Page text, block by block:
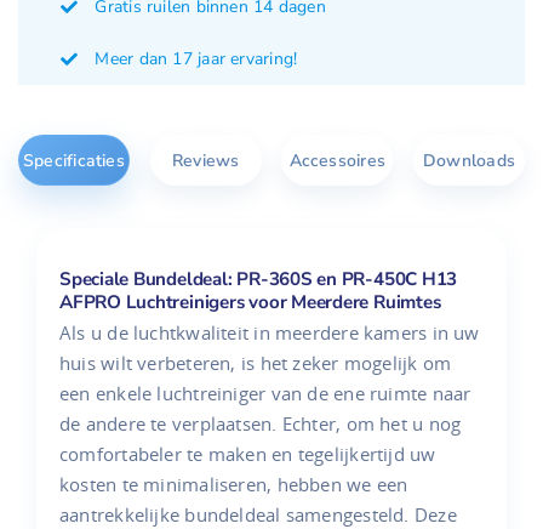
Gratis ruilen binnen 14 dagen
Meer dan 17 jaar ervaring!
Specificaties Reviews Accessoires Downloads
Speciale Bundeldeal: PR-360S en PR-450C H13
AFPRO Luchtreinigers voor Meerdere Ruimtes
Als u de luchtkwaliteit in meerdere kamers in uw
huis wilt verbeteren, is het zeker mogelijk om
een enkele luchtreiniger van de ene ruimte naar
de andere te verplaatsen. Echter, om het u nog
comfortabeler te maken en tegelijkertijd uw
kosten te minimaliseren, hebben we een
aantrekkelijke bundeldeal samengesteld. Deze